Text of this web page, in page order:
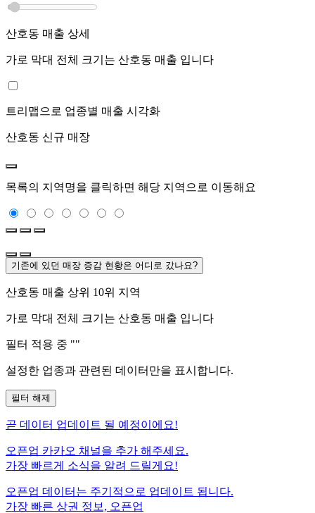
산호동 매출 상세
가로 막대 전체 크기는 산호동 매출 입니다
트리맵으로 업종별 매출 시각화
산호동 신규 매장
목록의 지역명을 클릭하면 해당 지역으로 이동해요
기존에 있던 매장 증감 현황은 어디로 갔나요?
산호동 매출 상위 10위 지역
가로 막대 전체 크기는 산호동 매출 입니다
필터 적용 중 ""
설정한 업종과 관련된 데이터만을 표시합니다.
필터 해제
곧 데이터 업데이트 될 예정이에요!
오픈업 카카오 채널을 추가 해주세요.
가장 빠르게 소식을 알려 드릴게요!
오픈업 데이터는 주기적으로 업데이트 됩니다.
가장 빠른 상권 정보, 오픈업